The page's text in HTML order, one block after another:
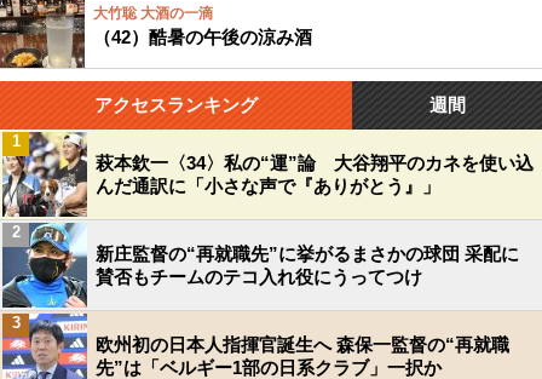
大竹聡 大酒の一滴
（42）酷暑の午後の涼み酒
アクセスランキング 週間
萩本欽一〈34〉私の“運”論 大谷翔平のカネを使い込
んだ通訳に「小さな声で『ありがとう』」
1
新庄監督の“再就職先”に挙がるまさかの球団 采配に
賛否もチームのテコ入れ役にうってつけ
2
欧州初の日本人指揮官誕生へ 森保一監督の“再就職
先”は「ベルギー1部の日系クラブ」一択か
3